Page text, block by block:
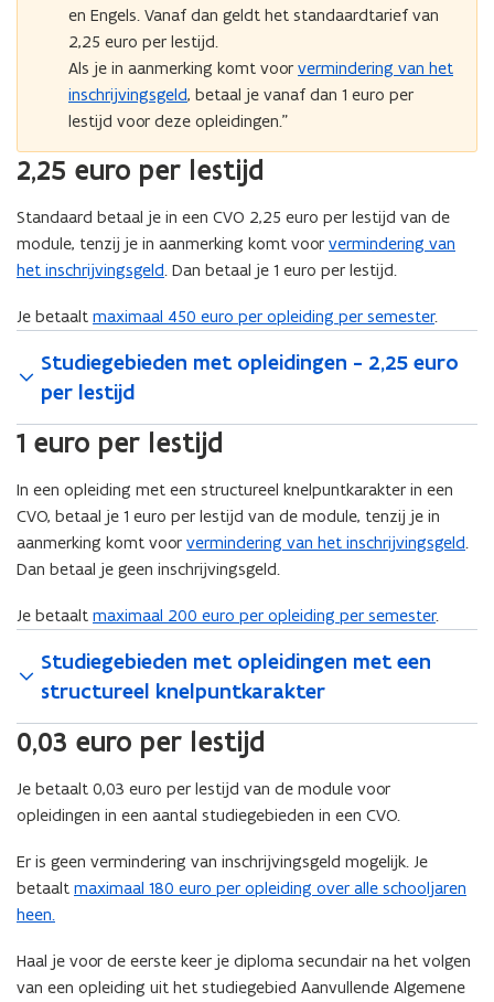
en Engels. Vanaf dan geldt het standaardtarief van
2,25 euro per lestijd.
Als je in aanmerking komt voor vermindering van het
inschrijvingsgeld, betaal je vanaf dan 1 euro per
lestijd voor deze opleidingen.”
2,25 euro per lestijd
Standaard betaal je in een CVO 2,25 euro per lestijd van de
module, tenzij je in aanmerking komt voor vermindering van
het inschrijvingsgeld. Dan betaal je 1 euro per lestijd.
Je betaalt maximaal 450 euro per opleiding per semester.
Studiegebieden met opleidingen - 2,25 euro
per lestijd
1 euro per lestijd
In een opleiding met een structureel knelpuntkarakter in een
CVO, betaal je 1 euro per lestijd van de module, tenzij je in
aanmerking komt voor vermindering van het inschrijvingsgeld.
Dan betaal je geen inschrijvingsgeld.
Je betaalt maximaal 200 euro per opleiding per semester.
Studiegebieden met opleidingen met een
structureel knelpuntkarakter
0,03 euro per lestijd
Je betaalt 0,03 euro per lestijd van de module voor
opleidingen in een aantal studiegebieden in een CVO.
Er is geen vermindering van inschrijvingsgeld mogelijk. Je
betaalt maximaal 180 euro per opleiding over alle schooljaren
heen.
Haal je voor de eerste keer je diploma secundair na het volgen
van een opleiding uit het studiegebied Aanvullende Algemene